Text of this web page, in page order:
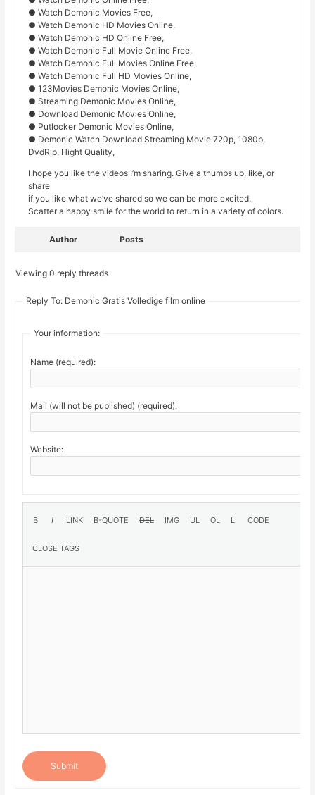
● Watch Demonic Movies Free,
● Watch Demonic HD Movies Online,
● Watch Demonic HD Online Free,
● Watch Demonic Full Movie Online Free,
● Watch Demonic Full Movies Online Free,
● Watch Demonic Full HD Movies Online,
● 123Movies Demonic Movies Online,
● Streaming Demonic Movies Online,
● Download Demonic Movies Online,
● Putlocker Demonic Movies Online,
● Demonic Watch Download Streaming Movie 720p, 1080p,
DvdRip, Hight Quality,
I hope you like the videos I’m sharing. Give a thumbs up, like, or
share
if you like what we’ve shared so we can be more excited.
Scatter a happy smile for the world to return in a variety of colors.
Author Posts
Viewing 0 reply threads
Reply To: Demonic Gratis Volledige film online
Your information:
Name (required):
Mail (will not be published) (required):
Website:
Submit